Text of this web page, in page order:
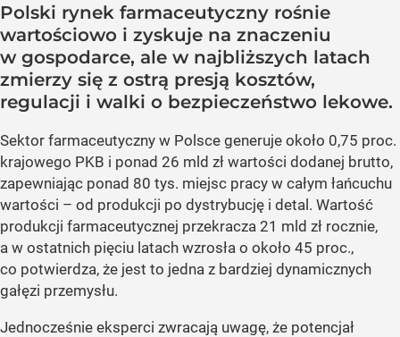
Polski rynek farmaceutyczny rośnie
wartościowo i zyskuje na znaczeniu
w gospodarce, ale w najbliższych latach
zmierzy się z ostrą presją kosztów,
regulacji i walki o bezpieczeństwo lekowe.
Sektor farmaceutyczny w Polsce generuje około 0,75 proc.
krajowego PKB i ponad 26 mld zł wartości dodanej brutto,
zapewniając ponad 80 tys. miejsc pracy w całym łańcuchu
wartości – od produkcji po dystrybucję i detal. Wartość
produkcji farmaceutycznej przekracza 21 mld zł rocznie,
a w ostatnich pięciu latach wzrosła o około 45 proc.,
co potwierdza, że jest to jedna z bardziej dynamicznych
gałęzi przemysłu.
Jednocześnie eksperci zwracają uwagę, że potencjał